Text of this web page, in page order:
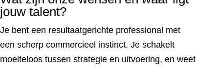
jouw talent?
Je bent een resultaatgerichte professional met
een scherp commercieel instinct. Je schakelt
moeiteloos tussen strategie en uitvoering, en weet